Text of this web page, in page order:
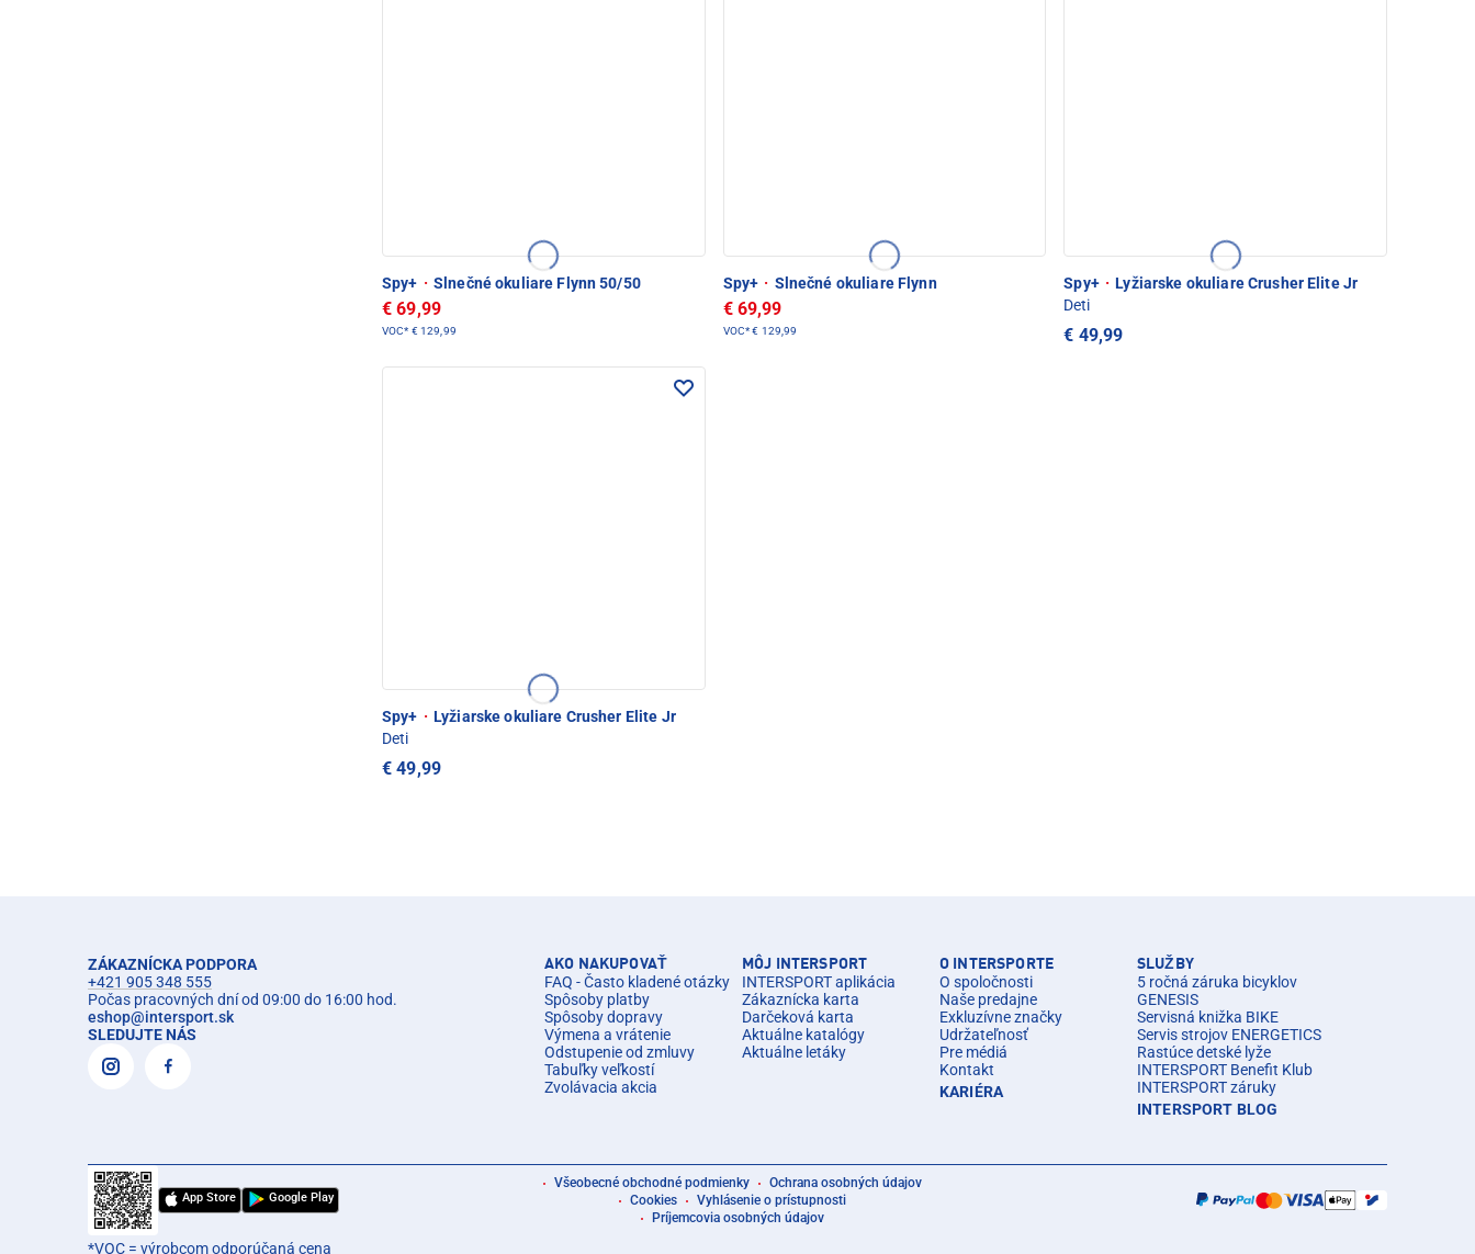
Spy+ · Slnečné okuliare Flynn 50/50
€ 69,99
VOC* € 129,99
Spy+ · Slnečné okuliare Flynn
€ 69,99
VOC*€ 129,99
Spy+ · Lyžiarske okuliare Crusher Elite Jr
Deti
€ 49,99
Spy+ · Lyžiarske okuliare Crusher Elite Jr
Deti
€ 49,99
ZÁKAZNÍCKA PODPORA
+421 905 348 555
Počas pracovných dní od 09:00 do 16:00 hod.
eshop@intersport.sk
SLEDUJTE NÁS
AKO NAKUPOVAŤ
FAQ - Často kladené otázky
Spôsoby platby
Spôsoby dopravy
Výmena a vrátenie
Odstupenie od zmluvy
Tabuľky veľkostí
Zvolávacia akcia
MÔJ INTERSPORT
INTERSPORT aplikácia
Zákaznícka karta
Darčeková karta
Aktuálne katalógy
Aktuálne letáky
O INTERSPORTE
O spoločnosti
Naše predajne
Exkluzívne značky
Udržateľnosť
Pre médiá
Kontakt
KARIÉRA
SLUŽBY
5 ročná záruka bicyklov
GENESIS
Servisná knižka BIKE
Servis strojov ENERGETICS
Rastúce detské lyže
INTERSPORT Benefit Klub
INTERSPORT záruky
INTERSPORT BLOG
App Store Google Play
Všeobecné obchodné podmienky
Ochrana osobných údajov
Cookies
Vyhlásenie o prístupnosti
Príjemcovia osobných údajov
*VOC = výrobcom odporúčaná cena